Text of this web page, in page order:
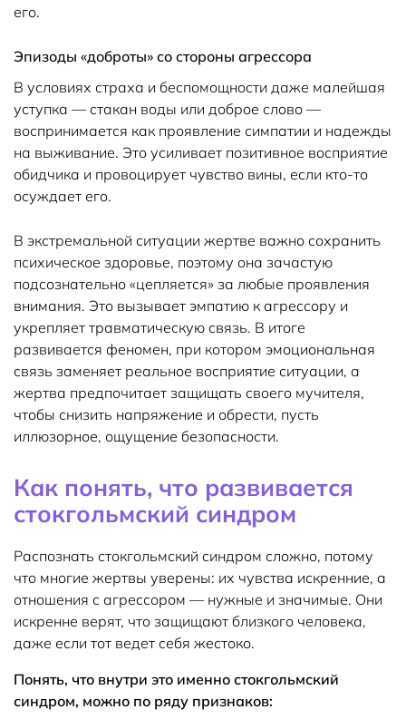
его.
Эпизоды «доброты» со стороны агрессора
В условиях страха и беспомощности даже малейшая
уступка — стакан воды или доброе слово —
воспринимается как проявление симпатии и надежды
на выживание. Это усиливает позитивное восприятие
обидчика и провоцирует чувство вины, если кто-то
осуждает его.
В экстремальной ситуации жертве важно сохранить
психическое здоровье, поэтому она зачастую
подсознательно «цепляется» за любые проявления
внимания. Это вызывает эмпатию к агрессору и
укрепляет травматическую связь. В итоге
развивается феномен, при котором эмоциональная
связь заменяет реальное восприятие ситуации, а
жертва предпочитает защищать своего мучителя,
чтобы снизить напряжение и обрести, пусть
иллюзорное, ощущение безопасности.
Как понять, что развивается
стокгольмский синдром
Распознать стокгольмский синдром сложно, потому
что многие жертвы уверены: их чувства искренние, а
отношения с агрессором — нужные и значимые. Они
искренне верят, что защищают близкого человека,
даже если тот ведет себя жестоко.
Понять, что внутри это именно стокгольмский
синдром, можно по ряду признаков: